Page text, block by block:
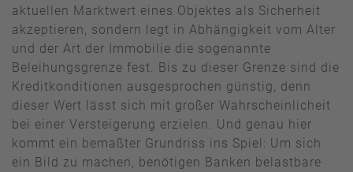
aktuellen Marktwert eines Objektes als Sicherheit
akzeptieren, sondern legt in Abhängigkeit vom Alter
und der Art der Immobilie die sogenannte
Beleihungsgrenze fest. Bis zu dieser Grenze sind die
Kreditkonditionen ausgesprochen günstig, denn
dieser Wert lässt sich mit großer Wahrscheinlicheit
bei einer Versteigerung erzielen. Und genau hier
kommt ein bemaßter Grundriss ins Spiel: Um sich
ein Bild zu machen, benötigen Banken belastbare